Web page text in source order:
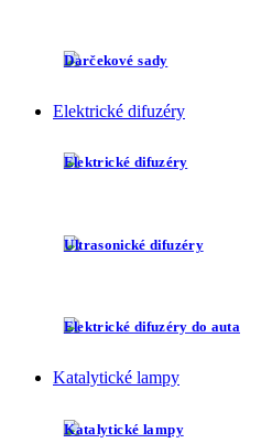
Darčekové sady
Elektrické difuzéry
Elektrické difuzéry
Ultrasonické difuzéry
Elektrické difuzéry do auta
Katalytické lampy
Katalytické lampy